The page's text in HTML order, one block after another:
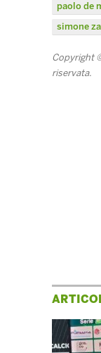
paolo de
simone
Copyright
riservata.